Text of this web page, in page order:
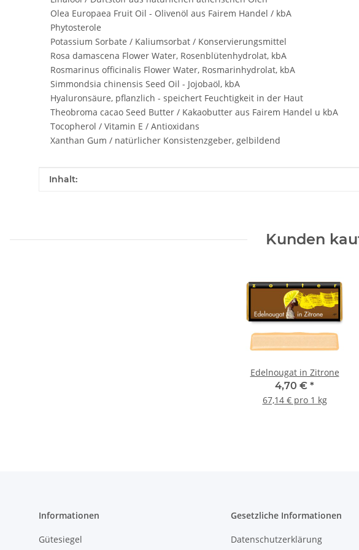
Olea Europaea Fruit Oil - Olivenöl aus Fairem Handel / kbA
Phytosterole
Potassium Sorbate / Kaliumsorbat / Konservierungsmittel
Rosa damascena Flower Water, Rosenblütenhydrolat, kbA
Rosmarinus officinalis Flower Water, Rosmarinhydrolat, kbA
Simmondsia chinensis Seed Oil - Jojobaöl, kbA
Hyaluronsäure, pflanzlich - speichert Feuchtigkeit in der Haut
Theobroma cacao Seed Butter / Kakaobutter aus Fairem Handel u kbA
Tocopherol / Vitamin E / Antioxidans
Xanthan Gum / natürlicher Konsistenzgeber, gelbildend
Produkteigenschaft
Wert
Inhalt:
Kunden
Edelnougat in Zitrone
4,70 € *
67,14 € pro 1 kg
Informationen
Gütesiegel
Gesetzliche Informationen
Datenschutzerklärung